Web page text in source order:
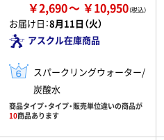
￥2,690 ￥10,950
お届け日：8月11日（火）
アスクル在庫商品
スパークリングウォーター/
炭酸水
商品タイプ・タイプ・販売単位違いの商品が
10商品あります